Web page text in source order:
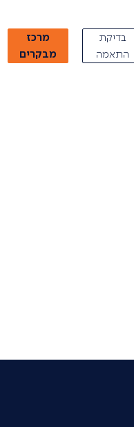
בדיקת
התאמה
מרכז
מבקרים